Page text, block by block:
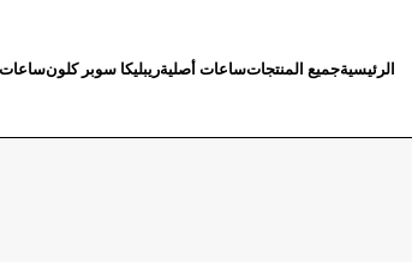
الرئيسيةجميع المنتجاتساعات أصليةريبليكا سوبر كلون